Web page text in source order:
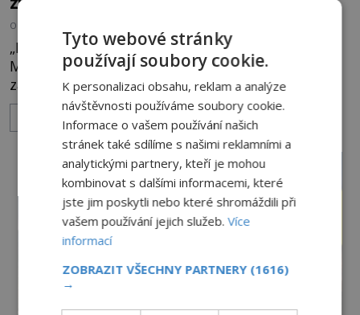
OD
„Budeš se smažit v horoucích peklech!“ povykuje
Markéta na o dvě generace mladší Barboru. Ta jí
za chvíli slovní palbu opětuje. První je zarytá
katolička, druhá přesvědčená kališnice. A každá z
nich se usídlí na jedné z věží slavného hradu
mezi vůdce protihusitského boje. Za manželku má
skutečně jistou
ZOBRAZIT VÍCE
Tyto webové stránky
používají soubory cookie.
K personalizaci obsahu, reklam a analýze
návštěvnosti používáme soubory cookie.
Informace o vašem používání našich
stránek také sdílíme s našimi reklamními a
analytickými partnery, kteří je mohou
kombinovat s dalšími informacemi, které
jste jim poskytli nebo které shromáždili při
vašem používání jejich služeb.Více
informací
ZOBRAZIT VŠECHNY PARTNERY (1616)
→